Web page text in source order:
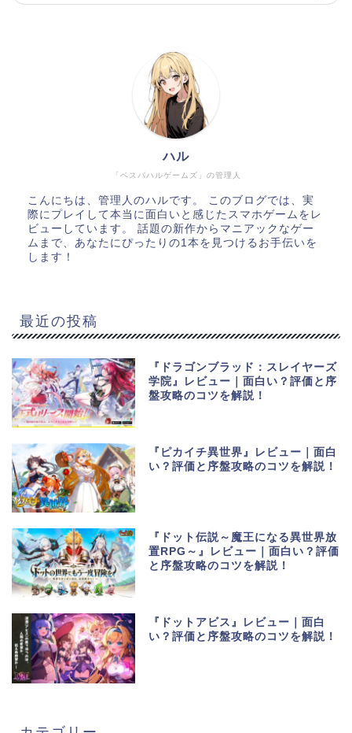
「ベスパハルゲームズ」の管理人
ハル
こんにちは、管理人のハルです。 このブログでは、実
際にプレイして本当に面白いと感じたスマホゲームをレ
ビューしています。 話題の新作からマニアックなゲー
ムまで、あなたにぴったりの1本を見つけるお手伝いを
します！
最近の投稿
『ドラゴンブラッド：スレイヤーズ
学院』レビュー｜面白い？評価と序
盤攻略のコツを解説！
『ピカイチ異世界』レビュー｜面白
い？評価と序盤攻略のコツを解説！
『ドット伝説～魔王になる異世界放
置RPG～』レビュー｜面白い？評価
と序盤攻略のコツを解説！
『ドットアビス』レビュー｜面白
い？評価と序盤攻略のコツを解説！